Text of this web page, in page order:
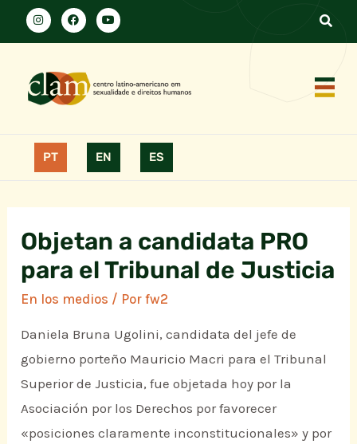
PT EN ES
Objetan a candidata PRO
para el Tribunal de Justicia
En los medios / Porfw2
Daniela Bruna Ugolini, candidata del jefe de
gobierno porteño Mauricio Macri para el Tribunal
Superior de Justicia, fue objetada hoy por la
Asociación por los Derechos por favorecer
«posiciones claramente inconstitucionales» y por